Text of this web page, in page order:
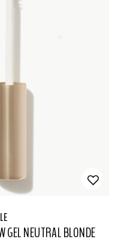
GEL NEUTRAL BLONDE